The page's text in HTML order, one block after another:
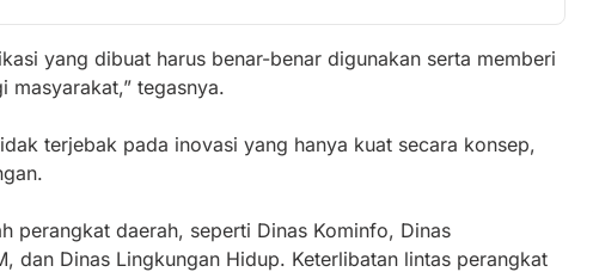
yang dibuat harus benar-benar digunakan serta memberi
masyarakat,” tegasnya.
terjebak pada inovasi yang hanya kuat secara konsep,
perangkat daerah, seperti Dinas Kominfo, Dinas
dan Dinas Lingkungan Hidup. Keterlibatan lintas perangkat